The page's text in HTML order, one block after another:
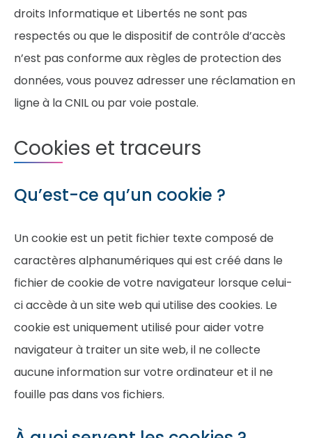
droits Informatique et Libertés ne sont pas
respectés ou que le dispositif de contrôle d’accès
n’est pas conforme aux règles de protection des
données, vous pouvez adresser une réclamation en
ligne à la CNIL ou par voie postale.
Cookies et traceurs
Qu’est-ce qu’un cookie ?
Un cookie est un petit fichier texte composé de
caractères alphanumériques qui est créé dans le
fichier de cookie de votre navigateur lorsque celui-
ci accède à un site web qui utilise des cookies. Le
cookie est uniquement utilisé pour aider votre
navigateur à traiter un site web, il ne collecte
aucune information sur votre ordinateur et il ne
fouille pas dans vos fichiers.